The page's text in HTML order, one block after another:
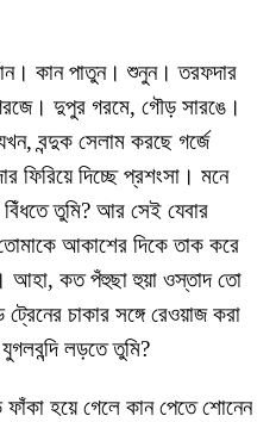
কান পাতুন। শুনুন। তরফদার
দুপুর গরমে, গৌড় সারঙে।
বন্দুক সেলাম করছে গর্জে
ফিরিয়ে দিচ্ছে প্রশংসা। মনে
তুমি? আর সেই যেবার
আকাশের দিকে তাক করে
কত পঁহুছা হুয়া ওস্তাদ তো
চাকার সঙ্গে রেওয়াজ করা
লড়তে তুমি?
হয়ে গেলে কান পেতে শোনেন